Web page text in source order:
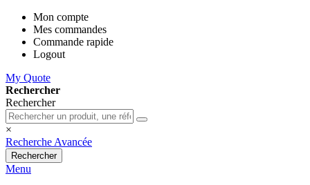
Mon compte
Mes commandes
Commande rapide
Logout
My Quote
Rechercher
Rechercher
×
Recherche Avancée
Rechercher
Menu